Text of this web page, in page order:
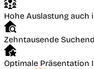
Hohe Auslastung auch
Zehntausende
Optimale Präsentation